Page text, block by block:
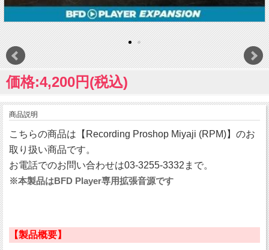
価格:4,200円(税込)
商品説明
こちらの商品は【Recording Proshop Miyaji (RPM)】のお
取り扱い商品です。
お電話でのお問い合わせは03-3255-3332まで。
※本製品はBFD Player専用拡張音源です
【製品概要】